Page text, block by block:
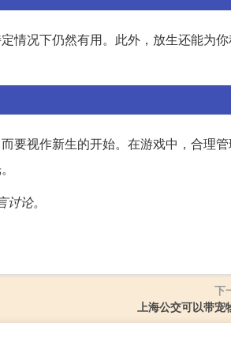
情况下仍然有用。此外，放生还能为
要视作新生的开始。在游戏中，合理
论。
下
上海公交可以带宠